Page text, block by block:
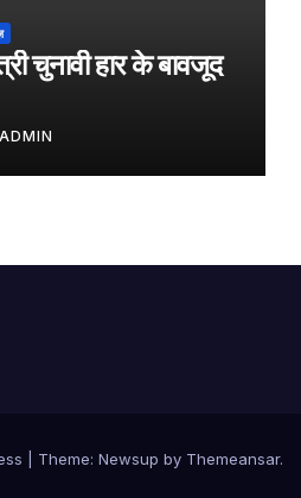
चुनावी हार के बावजूद
ADMIN
Theme: Newsup by Themeansar.